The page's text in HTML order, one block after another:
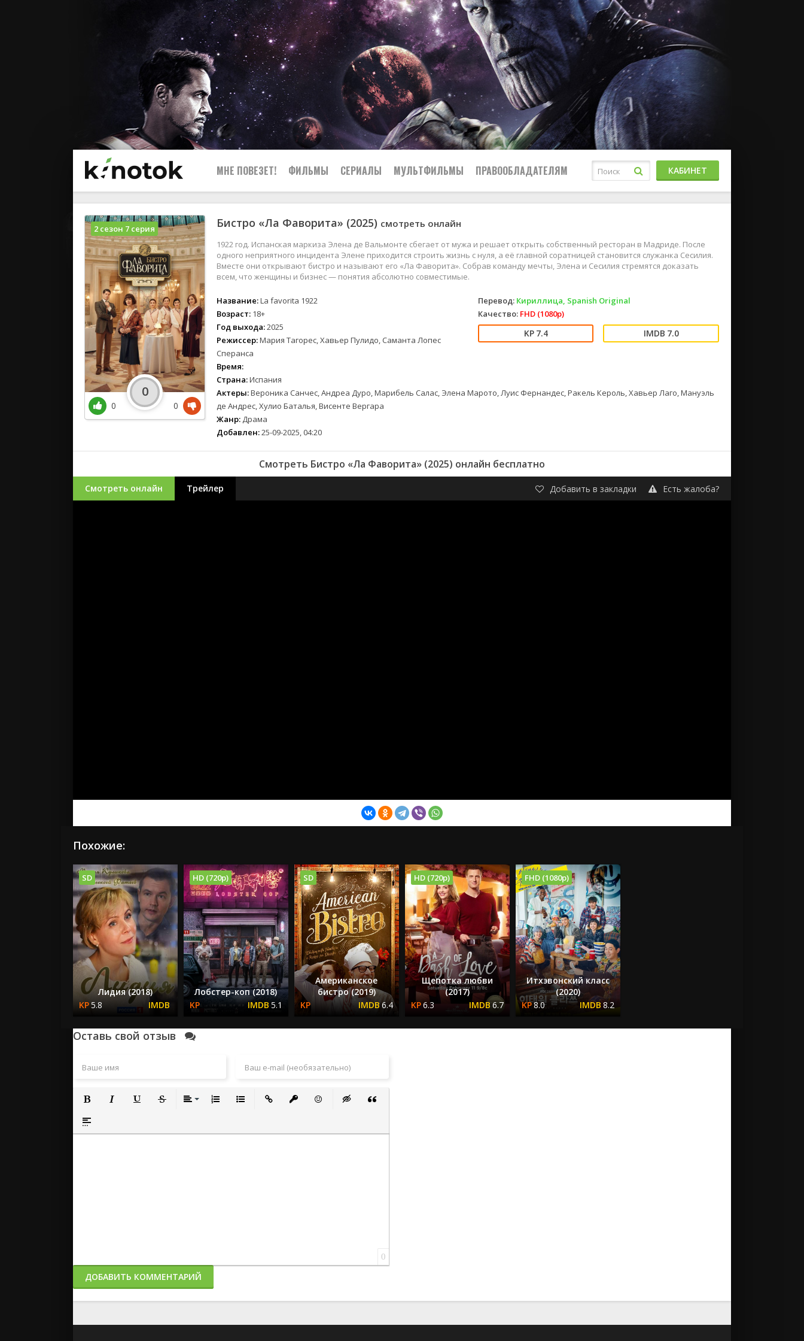
МНЕ ПОВЕЗЕТ! ФИЛЬМЫ СЕРИАЛЫ МУЛЬТФИЛЬМЫ ПРАВООБЛАДАТЕЛЯМ КАБИНЕТ
Бистро «Ла Фаворита» (2025) смотреть онлайн
1922 год. Испанская маркиза Элена де Вальмонте сбегает от мужа и решает открыть собственный ресторан в Мадриде. После
одного неприятного инцидента Элене приходится строить жизнь с нуля, а её главной соратницей становится служанка Сесилия.
Вместе они открывают бистро и называют его «Ла Фаворита». Собрав команду мечты, Элена и Сесилия стремятся доказать
всем, что женщины и бизнес — понятия абсолютно совместимые.
Название:La favorita 1922
Возраст: 18+
Год выхода:2025
Режиссер:Мария Тагорес, Хавьер Пулидо, Саманта Лопес
Сперанса
Время:
Страна:Испания
Перевод: Кириллица, Spanish Original
Качество: FHD (1080p)
7.4 7.0
Актеры:Вероника Санчес, Андреа Дуро, Марибель Салас, Элена Марото, Луис Фернандес, Ракель Кероль, Хавьер Лаго, Мануэль
де Андрес, Хулио Баталья, Висенте Вергара
Жанр: Драма
Добавлен:25-09-2025, 04:20
2 сезон 7 серия
0
0
0
Смотреть Бистро «Ла Фаворита» (2025) онлайн бесплатно
Смотреть онлайн Трейлер Добавить в закладки Есть жалоба?
Похожие:
SD
Лидия (2018)
5.8
HD (720p)
Лобстер-коп (2018)
5.1
SD
Американское
бистро (2019)
6.4
HD (720p)
Щепотка любви
(2017)
6.3
6.7
FHD (1080p)
Итхэвонский класс
(2020)
8.0
8.2
Оставь свой отзыв
Вставка спойлера
0
ДОБАВИТЬ КОММЕНТАРИЙ